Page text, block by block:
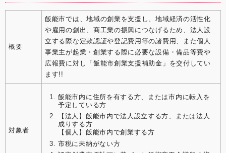
概要
飯能市では、地域の創業を支援し、地域経済の活性化
や雇用の創出、商工業の振興につなげるため、法人設
立する際な定款認証や登記費用等の諸費用、また個人
事業主が起業・創業する際に必要な設備・備品等費や
広報費に対し「飯能市創業支援補助金」を交付してい
ます!!
対象者
飯能市内に住所を有する方、または市内に転入を
予定している方
【法人】飯能市内で法人設立する方、または法人
成りする方
【個人】飯能市内で創業する方
市税に未納がない方